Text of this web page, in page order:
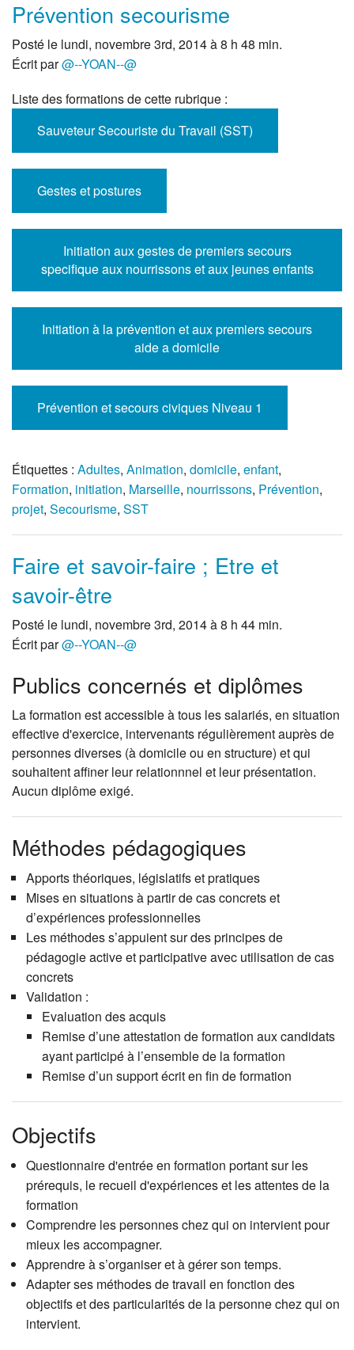
Prévention secourisme
Posté le lundi, novembre 3rd, 2014 à 8 h 48 min.
Écrit par@--YOAN--@
Liste des formations de cette rubrique :
Sauveteur Secouriste du Travail (SST)
Gestes et postures
Initiation aux gestes de premiers secours
specifique aux nourrissons et aux jeunes enfants
Initiation à la prévention et aux premiers secours
aide a domicile
Prévention et secours civiques Niveau 1
Étiquettes : Adultes, Animation, domicile, enfant,
Formation, initiation, Marseille, nourrissons, Prévention,
projet, Secourisme, SST
Faire et savoir-faire ; Etre et
savoir-être
Posté le lundi, novembre 3rd, 2014 à 8 h 44 min.
Écrit par@--YOAN--@
Publics concernés et diplômes
La formation est accessible à tous les salariés, en situation
effective d'exercice, intervenants régulièrement auprès de
personnes diverses (à domicile ou en structure) et qui
souhaitent affiner leur relationnnel et leur présentation.
Aucun diplôme exigé.
Méthodes pédagogiques
Apports théoriques, législatifs et pratiques
Mises en situations à partir de cas concrets et
d’expériences professionnelles
Les méthodes s’appuient sur des principes de
pédagogie active et participative avec utilisation de cas
concrets
Validation :
Evaluation des acquis
Remise d’une attestation de formation aux candidats
ayant participé à l’ensemble de la formation
Remise d’un support écrit en fin de formation
Objectifs
Questionnaire d'entrée en formation portant sur les
prérequis, le recueil d'expériences et les attentes de la
formation
Comprendre les personnes chez qui on intervient pour
mieux les accompagner.
Apprendre à s’organiser et à gérer son temps.
Adapter ses méthodes de travail en fonction des
objectifs et des particularités de la personne chez qui on
intervient.